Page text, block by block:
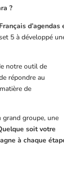
?
d’agendas
5 à développé
notre outil de
répondre au
de
groupe, une
soit votre
à chaque